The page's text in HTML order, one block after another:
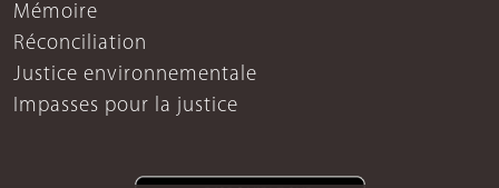
Mémoire
Réconciliation
Justice environnementale
Impasses pour la justice